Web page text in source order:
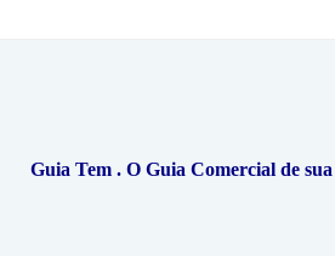
Guia Tem . O Guia Comercial de